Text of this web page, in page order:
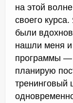
на этой
своего
были
нашли меня
программы —
планирую
тренинговый